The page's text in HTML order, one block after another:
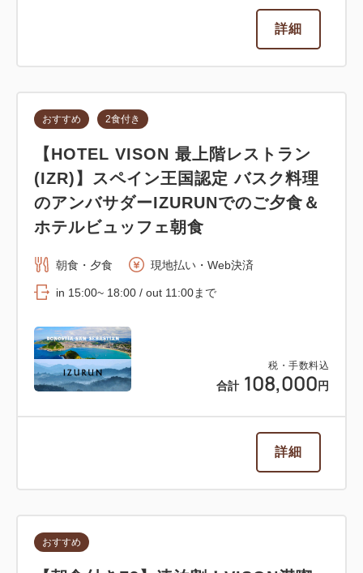
詳細
税・手数料込
合計 108,000 円
おすすめ 2食付き
【HOTEL VISON 最上階レストラン
(IZR)】スペイン王国認定 バスク料理
のアンバサダーIZURUNでのご夕食＆
ホテルビュッフェ朝食
朝食・夕食 現地払い・Web決済
in 15:00~ 18:00 / out 11:00まで
詳細
おすすめ